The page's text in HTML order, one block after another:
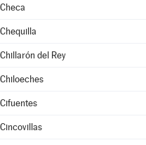
Checa
Chequilla
Chillarón del Rey
Chiloeches
Cifuentes
Cincovillas